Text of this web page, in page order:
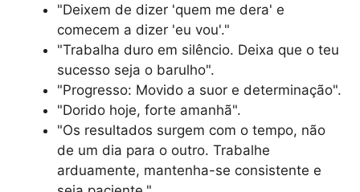
"Deixem de dizer 'quem me dera' e
comecem a dizer 'eu vou'."
"Trabalha duro em silêncio. Deixa que o teu
sucesso seja o barulho".
"Progresso: Movido a suor e determinação".
"Dorido hoje, forte amanhã".
"Os resultados surgem com o tempo, não
de um dia para o outro. Trabalhe
arduamente, mantenha-se consistente e